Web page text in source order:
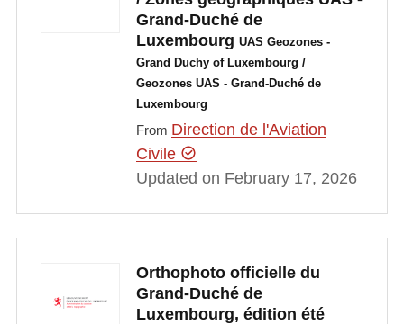
Grand-Duché de
Luxembourg UAS Geozones -
Grand Duchy of Luxembourg /
Geozones UAS - Grand-Duché de
Luxembourg
From Direction de l'Aviation
Civile
Updated on February 17, 2026
Orthophoto officielle du
Grand-Duché de
Luxembourg, édition été